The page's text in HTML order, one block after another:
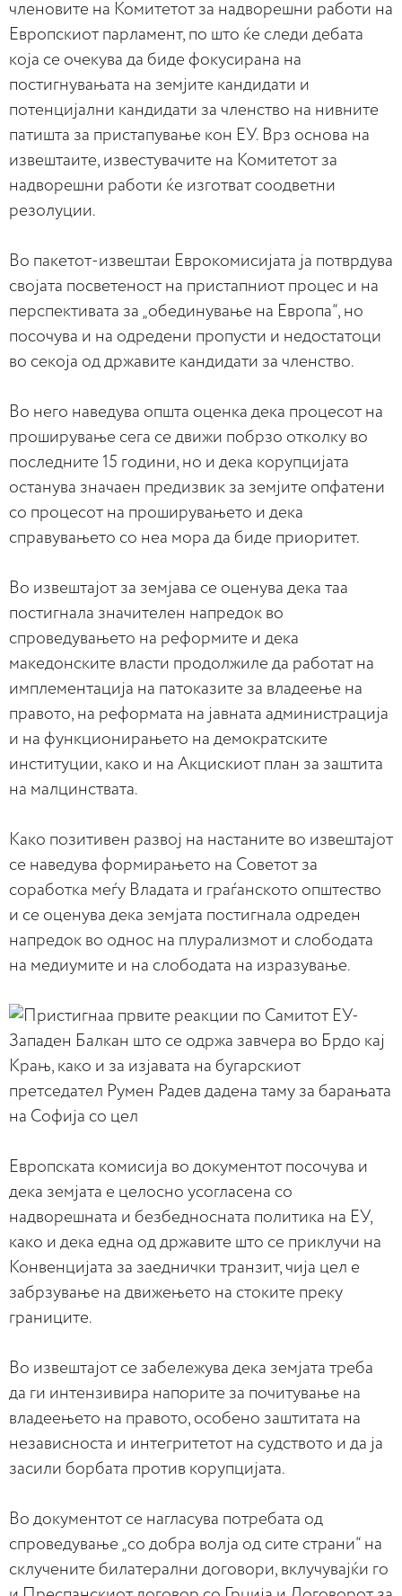
членовите на Комитетот за надворешни работи на
Европскиот парламент, по што ќе следи дебата
која се очекува да биде фокусирана на
постигнувањата на земјите кандидати и
потенцијални кандидати за членство на нивните
патишта за пристапување кон ЕУ. Врз основа на
извештаите, известувачите на Комитетот за
надворешни работи ќе изготват соодветни
резолуции.
Во пакетот-извештаи Еврокомисијата ја потврдува
својата посветеност на пристапниот процес и на
перспективата за „обединување на Европа“, но
посочува и на одредени пропусти и недостатоци
во секоја од државите кандидати за членство.
Во него наведува општа оценка дека процесот на
проширување сега се движи побрзо отколку во
последните 15 години, но и дека корупцијата
останува значаен предизвик за земјите опфатени
со процесот на проширувањето и дека
справувањето со неа мора да биде приоритет.
Во извештајот за земјава се оценува дека таа
постигнала значителен напредок во
спроведувањето на реформите и дека
македонските власти продолжиле да работат на
имплементација на патоказите за владеење на
правото, на реформата на јавната администрација
и на функционирањето на демократските
институции, како и на Акцискиот план за заштита
на малцинствата.
Како позитивен развој на настаните во извештајот
се наведува формирањето на Советот за
соработка меѓу Владата и граѓанското општество
и се оценува дека земјата постигнала одреден
напредок во однос на плурализмот и слободата
на медиумите и на слободата на изразување.
Европската комисија во документот посочува и
дека земјата е целосно усогласена со
надворешната и безбедносната политика на ЕУ,
како и дека една од државите што се приклучи на
Конвенцијата за заеднички транзит, чија цел е
забрзување на движењето на стоките преку
границите.
Во извештајот се забележува дека земјата треба
да ги интензивира напорите за почитување на
владеењето на правото, особено заштитата на
независноста и интегритетот на судството и да ја
засили борбата против корупцијата.
Во документот се нагласува потребата од
спроведување „со добра волја од сите страни“ на
склучените билатерални договори, вклучувајќи го